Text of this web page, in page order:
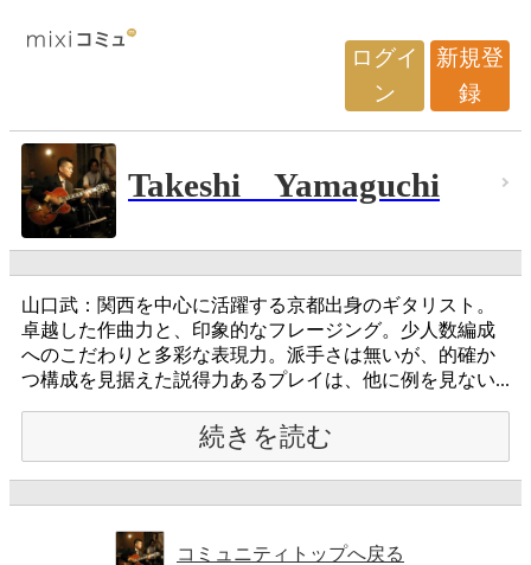
ログイ
ン
新規登
録
Takeshi Yamaguchi
山口武：関西を中心に活躍する京都出身のギタリスト。
卓越した作曲力と、印象的なフレージング。少人数編成
へのこだわりと多彩な表現力。派手さは無いが、的確か
つ構成を見据えた説得力あるプレイは、他に例を見ない...
続きを読む
コミュニティトップへ戻る